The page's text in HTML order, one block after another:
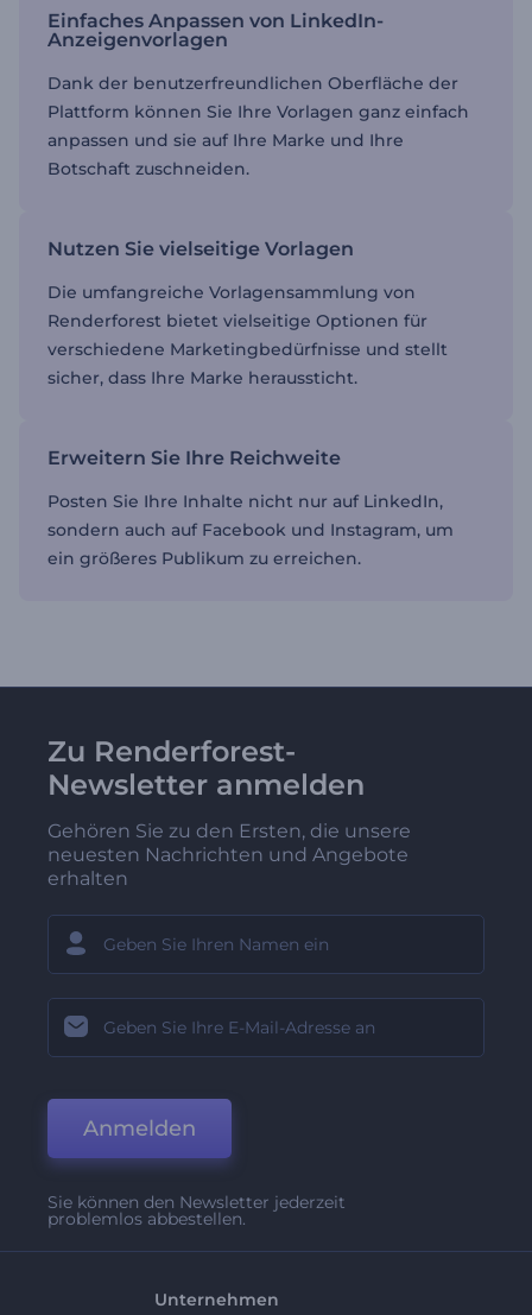
Einfaches Anpassen von LinkedIn-
Anzeigenvorlagen
Dank der benutzerfreundlichen Oberfläche der
Plattform können Sie Ihre Vorlagen ganz einfach
anpassen und sie auf Ihre Marke und Ihre
Botschaft zuschneiden.
Nutzen Sie vielseitige Vorlagen
Die umfangreiche Vorlagensammlung von
Renderforest bietet vielseitige Optionen für
verschiedene Marketingbedürfnisse und stellt
sicher, dass Ihre Marke heraussticht.
Erweitern Sie Ihre Reichweite
Posten Sie Ihre Inhalte nicht nur auf LinkedIn,
sondern auch auf Facebook und Instagram, um
ein größeres Publikum zu erreichen.
Zu Renderforest-
Newsletter anmelden
Gehören Sie zu den Ersten, die unsere
neuesten Nachrichten und Angebote
erhalten
Anmelden
Sie können den Newsletter jederzeit
problemlos abbestellen.
Unternehmen